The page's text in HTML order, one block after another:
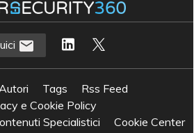
Autori Tags
Rss Feed
e Cookie Policy
Specialistici
Cookie Center